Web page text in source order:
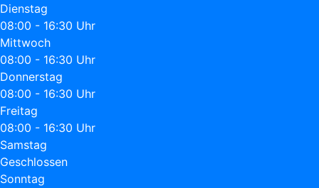
Dienstag
08:00 - 16:30 Uhr
Mittwoch
08:00 - 16:30 Uhr
Donnerstag
08:00 - 16:30 Uhr
Freitag
08:00 - 16:30 Uhr
Samstag
Geschlossen
Sonntag